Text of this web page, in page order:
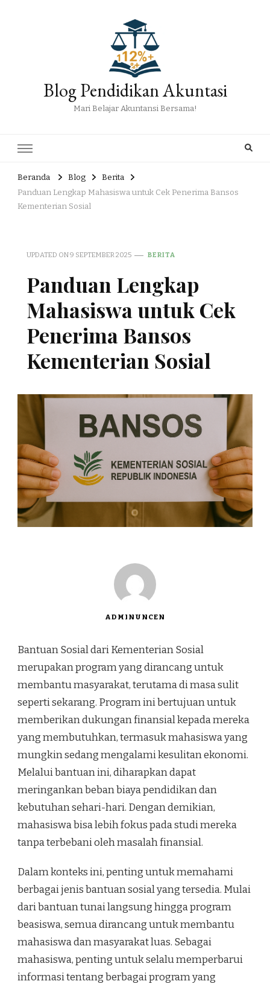
Blog Pendidikan Akuntasi
Mari Belajar Akuntansi Bersama!
Beranda Blog
Berita
Panduan Lengkap Mahasiswa untuk Cek Penerima Bansos
Kementerian Sosial
UPDATED ON9 SEPTEMBER 2025 BERITA
Panduan Lengkap
Mahasiswa untuk Cek
Penerima Bansos
Kementerian Sosial
ADMINUNCEN
Bantuan Sosial dari Kementerian Sosial
merupakan program yang dirancang untuk
membantu masyarakat, terutama di masa sulit
seperti sekarang. Program ini bertujuan untuk
memberikan dukungan finansial kepada mereka
yang membutuhkan, termasuk mahasiswa yang
mungkin sedang mengalami kesulitan ekonomi.
Melalui bantuan ini, diharapkan dapat
meringankan beban biaya pendidikan dan
kebutuhan sehari-hari. Dengan demikian,
mahasiswa bisa lebih fokus pada studi mereka
tanpa terbebani oleh masalah finansial.
Dalam konteks ini, penting untuk memahami
berbagai jenis bantuan sosial yang tersedia. Mulai
dari bantuan tunai langsung hingga program
beasiswa, semua dirancang untuk membantu
mahasiswa dan masyarakat luas. Sebagai
mahasiswa, penting untuk selalu memperbarui
informasi tentang berbagai program yang